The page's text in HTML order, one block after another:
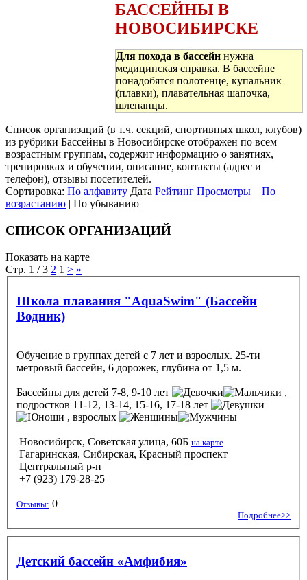
БАССЕЙНЫ В
НОВОСИБИРСКЕ
Для похода в бассейн нужна
медицинская справка. В бассейне
понадобятся полотенце, купальник
(плавки), плавательная шапочка,
шлепанцы.
Список организаций (в т.ч. секций, спортивных школ, клубов)
из рубрики Бассейны в Новосибирске отображен по всем
возрастным группам, содержит информацию о занятиях,
тренировках и обучении, описание, контакты (адрес и
телефон), отзывы посетителей.
Сортировка: По алфавиту Дата Рейтинг Просмотры
По
возрастанию | По убыванию
СПИСОК ОРГАНИЗАЦИЙ
Показать на карте
Стр. 1 / 3 2 1 > »
Школа плавания "AquaSwim" (Бассейн
Водник)
Обучение в группах детей с 7 лет и взрослых. 25-ти
метровый бассейн, 6 дорожек, глубина от 1,5 м.
Бассейны для детей 7-8, 9-10 лет
,
подростков 11-12, 13-14, 15-16, 17-18 лет
, взрослых
Новосибирск, Советская улица, 60Б на карте
Гагаринская, Сибирская, Красный проспект
Центральный р-н
+7 (923) 179-28-25
Отзывы: 0
Подробнее>>
Детский бассейн «Амфибия»